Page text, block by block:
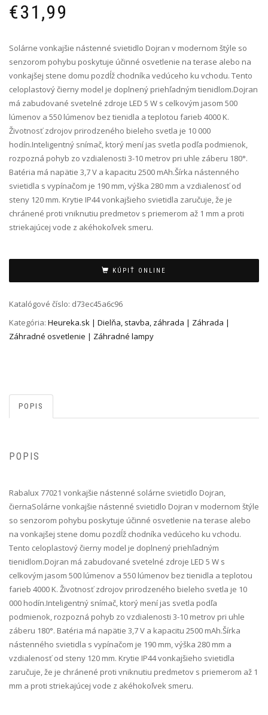
€31,99
Solárne vonkajšie nástenné svietidlo Dojran v modernom štýle so
senzorom pohybu poskytuje účinné osvetlenie na terase alebo na
vonkajšej stene domu pozdĺž chodníka vedúceho ku vchodu. Tento
celoplastový čierny model je doplnený priehľadným tienidlom.Dojran
má zabudované svetelné zdroje LED 5 W s celkovým jasom 500
lúmenov a 550 lúmenov bez tienidla a teplotou farieb 4000 K.
Životnosť zdrojov prirodzeného bieleho svetla je 10 000
hodín.Inteligentný snímač, ktorý mení jas svetla podľa podmienok,
rozpozná pohyb zo vzdialenosti 3-10 metrov pri uhle záberu 180°.
Batéria má napätie 3,7 V a kapacitu 2500 mAh.Šírka nástenného
svietidla s vypínačom je 190 mm, výška 280 mm a vzdialenosť od
steny 120 mm. Krytie IP44 vonkajšieho svietidla zaručuje, že je
chránené proti vniknutiu predmetov s priemerom až 1 mm a proti
striekajúcej vode z akéhokoľvek smeru.
KÚPIŤ ONLINE
Katalógové číslo: d73ec45a6c96
Kategória: Heureka.sk | Dielňa, stavba, záhrada | Záhrada |
Záhradné osvetlenie | Záhradné lampy
POPIS
POPIS
Rabalux 77021 vonkajšie nástenné solárne svietidlo Dojran,
čierna Solárne vonkajšie nástenné svietidlo Dojran v modernom štýle
so senzorom pohybu poskytuje účinné osvetlenie na terase alebo
na vonkajšej stene domu pozdĺž chodníka vedúceho ku vchodu.
Tento celoplastový čierny model je doplnený priehľadným
tienidlom.Dojran má zabudované svetelné zdroje LED 5 W s
celkovým jasom 500 lúmenov a 550 lúmenov bez tienidla a teplotou
farieb 4000 K. Životnosť zdrojov prirodzeného bieleho svetla je 10
000 hodín.Inteligentný snímač, ktorý mení jas svetla podľa
podmienok, rozpozná pohyb zo vzdialenosti 3-10 metrov pri uhle
záberu 180°. Batéria má napätie 3,7 V a kapacitu 2500 mAh.Šírka
nástenného svietidla s vypínačom je 190 mm, výška 280 mm a
vzdialenosť od steny 120 mm. Krytie IP44 vonkajšieho svietidla
zaručuje, že je chránené proti vniknutiu predmetov s priemerom až 1
mm a proti striekajúcej vode z akéhokoľvek smeru.